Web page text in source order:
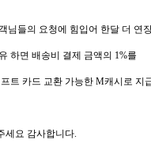
님들의 요청에 힘입어 한달 더 연
하면 배송비 결제 금액의 1%를
트 카드 교환 가능한 M캐시로 지
세요 감사합니다.